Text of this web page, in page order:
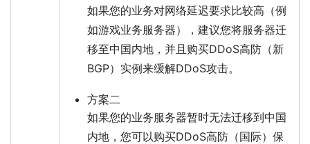
如果您的业务对网络延迟要求比较高（例
如游戏业务服务器），建议您将服务器迁
移至中国内地，并且购买DDoS高防（新
BGP）实例来缓解DDoS攻击。
方案二
如果您的业务服务器暂时无法迁移到中国
内地，您可以购买DDoS高防（国际）保